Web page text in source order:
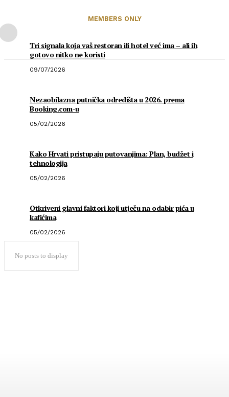
MEMBERS ONLY
Tri signala koja vaš restoran ili hotel već ima – ali ih
gotovo nitko ne koristi
09/07/2026
Nezaobilazna putnička odredišta u 2026. prema
Booking.com-u
05/02/2026
Kako Hrvati pristupaju putovanjima: Plan, budžet i
tehnologija
05/02/2026
Otkriveni glavni faktori koji utječu na odabir pića u
kafićima
05/02/2026
No posts to display